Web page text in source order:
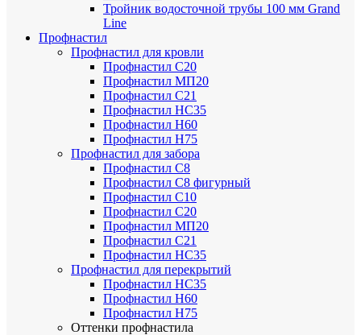
Тройник водосточной трубы 100 мм Grand
Line
Профнастил
Профнастил для кровли
Профнастил С20
Профнастил МП20
Профнастил С21
Профнастил НС35
Профнастил Н60
Профнастил Н75
Профнастил для забора
Профнастил С8
Профнастил С8 фигурный
Профнастил С10
Профнастил С20
Профнастил МП20
Профнастил С21
Профнастил НС35
Профнастил для перекрытий
Профнастил НС35
Профнастил Н60
Профнастил Н75
Оттенки профнастила